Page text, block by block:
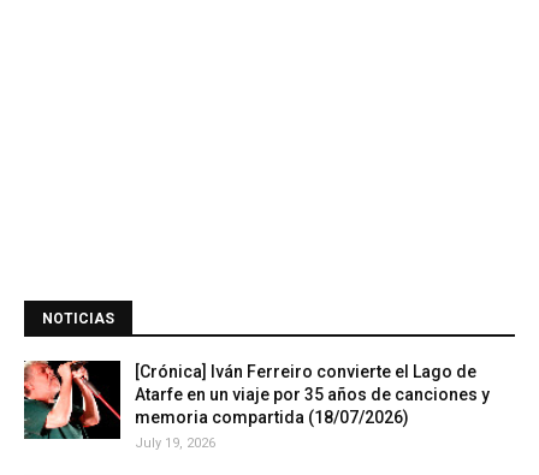
NOTICIAS
[Crónica] Iván Ferreiro convierte el Lago de
Atarfe en un viaje por 35 años de canciones y
memoria compartida (18/07/2026)
July 19, 2026